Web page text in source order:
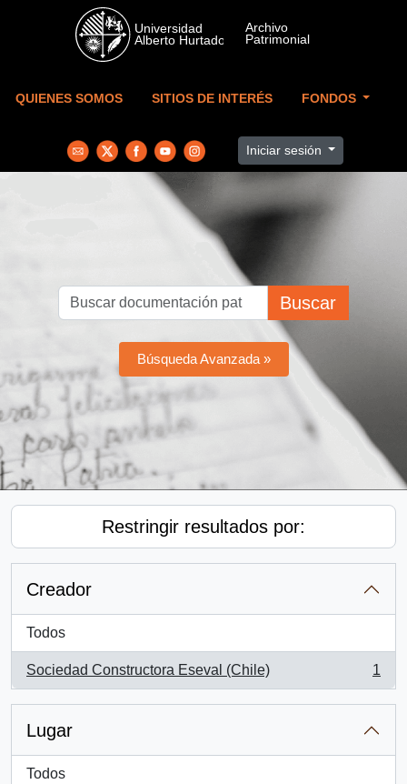
Skip to main content
QUIENES SOMOS SITIOS DE INTERÉS FONDOS
Iniciar sesión
Buscar
Búsqueda Avanzada »
Restringir resultados por:
Creador
Todos
Sociedad Constructora Eseval (Chile)
, 1 resultados
1
Lugar
Todos